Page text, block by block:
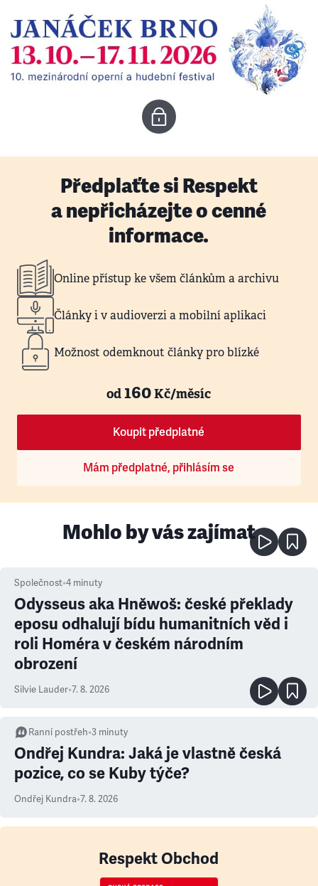
Předplaťte si Respekt
a nepřicházejte o cenné
informace.
Online přístup ke všem článkům a archivu
Články i v audioverzi a mobilní aplikaci
Možnost odemknout články pro blízké
od160Kč/měsíc
Koupit předplatné
Mám předplatné, přihlásím se
Mohlo by vás zajímat
Společnost•4 minuty
Odysseus aka Hněwoš: české překlady
eposu odhalují bídu humanitních věd i
roli Homéra v českém národním
obrození
Silvie Lauder•7. 8. 2026
Ranní postřeh•3 minuty
Ondřej Kundra: Jaká je vlastně česká
pozice, co se Kuby týče?
Ondřej Kundra•7. 8. 2026
Respekt Obchod